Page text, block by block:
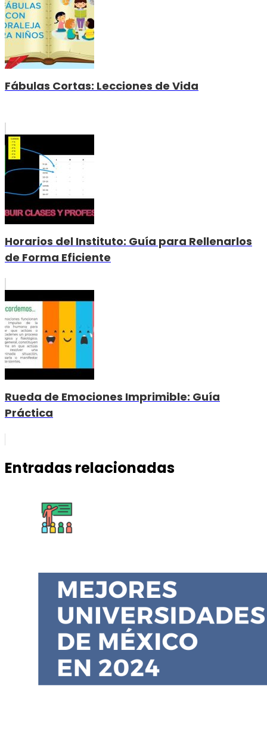
Fábulas Cortas: Lecciones de Vida
Horarios del Instituto: Guía para Rellenarlos
de Forma Eficiente
Rueda de Emociones Imprimible: Guía
Práctica
Entradas relacionadas